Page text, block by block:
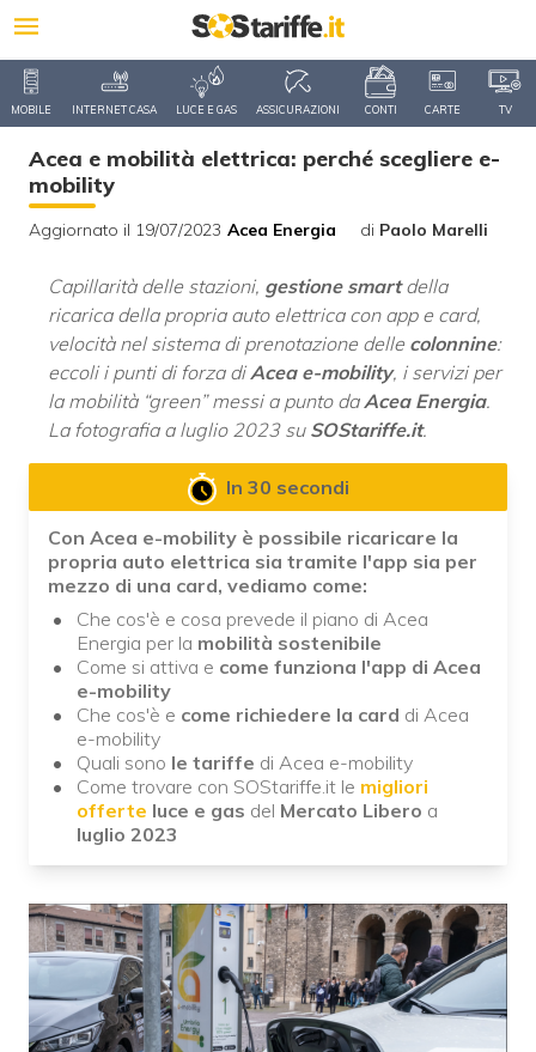
MOBILE INTERNET CASA LUCE E GAS ASSICURAZIONI CONTI CARTE TV
Acea e mobilità elettrica: perché scegliere e-
mobility
Aggiornato il 19/07/2023 Acea Energia di Paolo Marelli
Capillarità delle stazioni, gestione smartdella
ricarica della propria auto elettrica con app e card,
velocità nel sistema di prenotazione delle colonnine:
eccoli i punti di forza diAcea e-mobility, i servizi per
la mobilità “green” messi a punto daAcea Energia.
La fotografia a luglio 2023 su SOStariffe.it.
In 30 secondi
Con Acea e-mobility è possibile ricaricare la
propria auto elettrica sia tramite l'app sia per
mezzo di una card, vediamo come:
Che cos'è e cosa prevede il piano di Acea
Energia per la mobilità sostenibile
Come si attiva e come funziona l'app di Acea
e-mobility
Che cos'è e come richiedere la card di Acea
e-mobility
Quali sono le tariffe di Acea e-mobility
Come trovare con SOStariffe.it le migliori
offerte luce e gas del Mercato Libero a
luglio 2023